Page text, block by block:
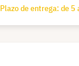
Plazo de entrega: de 5